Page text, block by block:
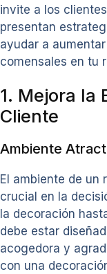
invite a los
presentan
ayudar a
comensales en tu
1. Mejora la
Cliente
Ambiente
El ambiente de un
crucial en la
la decoración
debe estar
acogedora y
con una